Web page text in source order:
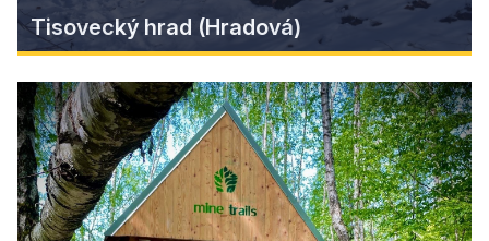
Tisovecký hrad (Hradová)
Tisovecký hrad (Hradová)
Tisovecký hrad, ukrytý v lesoch Muránskej
planiny, je dnes už len tichou ruinou s bohatou